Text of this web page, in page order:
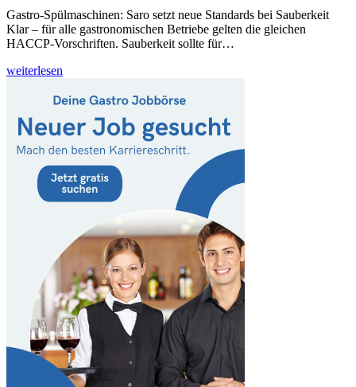
Gastro-Spülmaschinen: Saro setzt neue Standards bei Sauberkeit
Klar – für alle gastronomischen Betriebe gelten die gleichen
HACCP-Vorschriften. Sauberkeit sollte für…
weiterlesen